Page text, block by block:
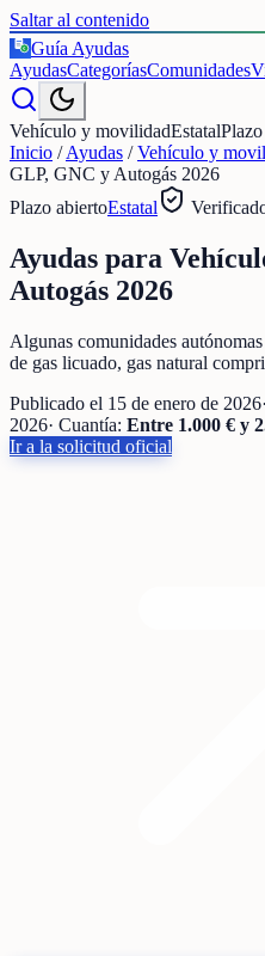
Saltar al contenido
€
Guía Ayudas
AyudasCategoríasComunidades
Vehículo y movilidadEstatal
Inicio /Ayudas /Vehículo y
GLP, GNC y Autogás 2026
Plazo abiertoEstatal
Ayudas para
Autogás 2026
Algunas comunidades
de gas licuado, gas natural
Publicado el 15 de enero de 2026
2026· Cuantía: Entre 1.000 € y
Ir a la solicitud oficial